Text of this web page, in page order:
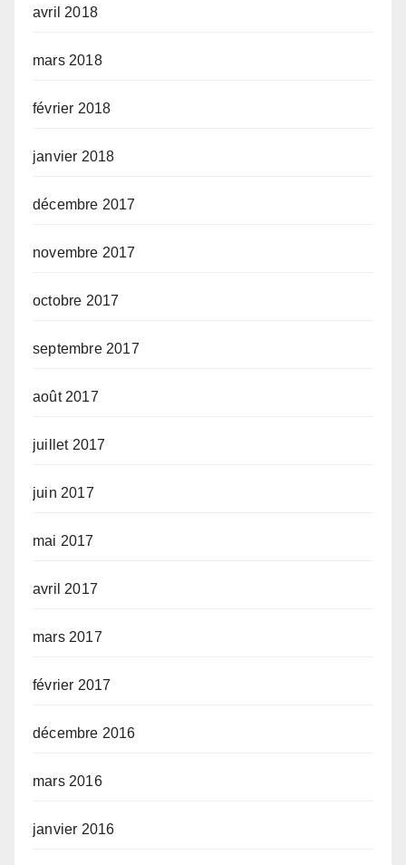
avril 2018
mars 2018
février 2018
janvier 2018
décembre 2017
novembre 2017
octobre 2017
septembre 2017
août 2017
juillet 2017
juin 2017
mai 2017
avril 2017
mars 2017
février 2017
décembre 2016
mars 2016
janvier 2016